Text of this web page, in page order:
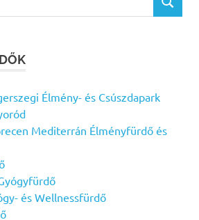
SEARCH
Élmény- és Csúszdapark
Mediterrán Élményfürdő és
és Wellnessfürdő